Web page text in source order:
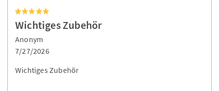
Wichtiges Zubehör
Anonym
7/27/2026
Wichtiges Zubehör